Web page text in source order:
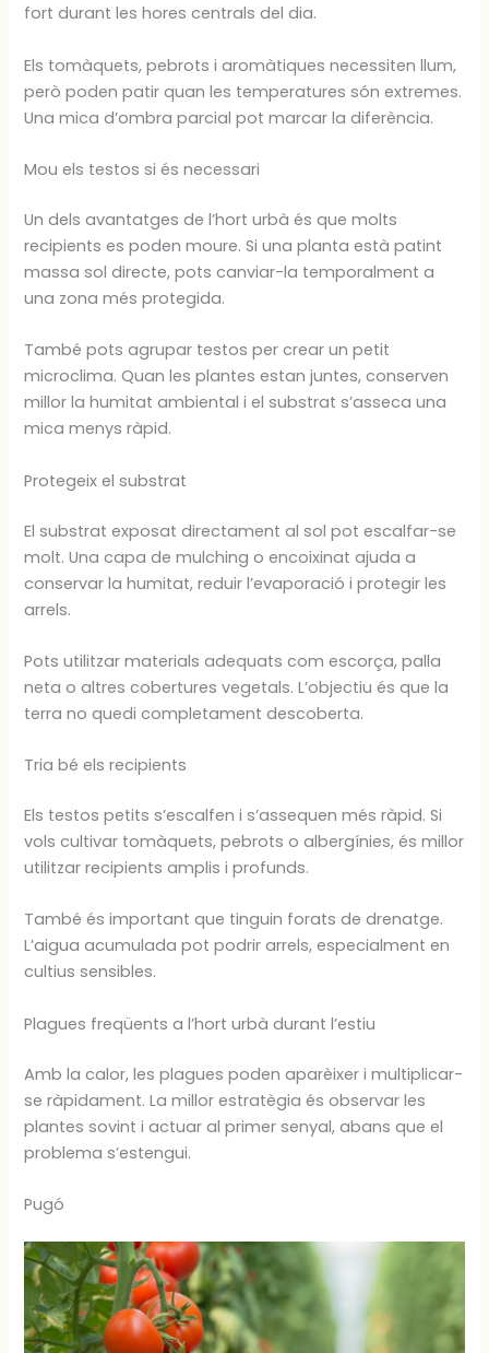
fort durant les hores centrals del dia.
Els tomàquets, pebrots i aromàtiques necessiten llum,
però poden patir quan les temperatures són extremes.
Una mica d’ombra parcial pot marcar la diferència.
Mou els testos si és necessari
Un dels avantatges de l’hort urbà és que molts
recipients es poden moure. Si una planta està patint
massa sol directe, pots canviar-la temporalment a
una zona més protegida.
També pots agrupar testos per crear un petit
microclima. Quan les plantes estan juntes, conserven
millor la humitat ambiental i el substrat s’asseca una
mica menys ràpid.
Protegeix el substrat
El substrat exposat directament al sol pot escalfar-se
molt. Una capa de mulching o encoixinat ajuda a
conservar la humitat, reduir l’evaporació i protegir les
arrels.
Pots utilitzar materials adequats com escorça, palla
neta o altres cobertures vegetals. L’objectiu és que la
terra no quedi completament descoberta.
Tria bé els recipients
Els testos petits s’escalfen i s’assequen més ràpid. Si
vols cultivar tomàquets, pebrots o albergínies, és millor
utilitzar recipients amplis i profunds.
També és important que tinguin forats de drenatge.
L’aigua acumulada pot podrir arrels, especialment en
cultius sensibles.
Plagues freqüents a l’hort urbà durant l’estiu
Amb la calor, les plagues poden aparèixer i multiplicar-
se ràpidament. La millor estratègia és observar les
plantes sovint i actuar al primer senyal, abans que el
problema s’estengui.
Pugó